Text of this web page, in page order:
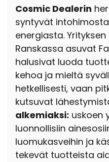
Cosmic Dealerin
syntyvät
energiasta.
Ranskassa asuvat
halusivat luoda
kehoa ja mieltä
hetkellisesti, vaan
kutsuvat
alkemiaksi: uskoen
luonnollisiin
luomukasveihin ja
tekevät tuotteista